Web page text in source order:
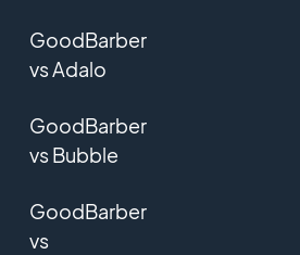
GoodBarber
vs Adalo
GoodBarber
vs Bubble
GoodBarber
vs